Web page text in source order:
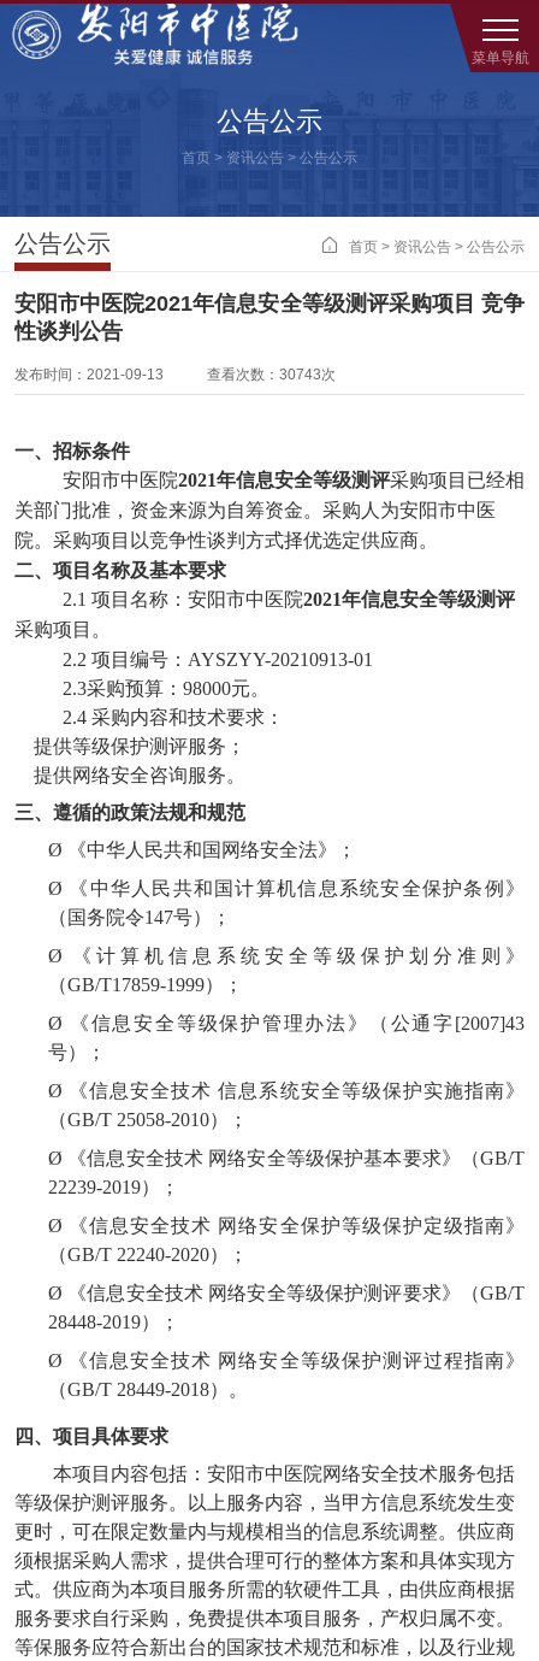
菜单导航
公告公示
首页 > 资讯公告 > 公告公示
公告公示  首页 > 资讯公告 > 公告公示
安阳市中医院2021年信息安全等级测评采购项目 竞争
性谈判公告
发布时间：2021-09-13 查看次数：30743次
一、招标条件
安阳市中医院2021年信息安全等级测评采购项目已经相
关部门批准，资金来源为自筹资金。采购人为安阳市中医
院。采购项目以竞争性谈判方式择优选定供应商。
二、项目名称及基本要求
2.1 项目名称：安阳市中医院2021年信息安全等级测评
采购项目。
2.2 项目编号：AYSZYY-20210913-01
2.3采购预算： 98000元。
2.4 采购内容和技术要求：
提供等级保护测评服务；
提供网络安全咨询服务。
三、遵循的政策法规和规范
Ø
《中华人民共和国网络安全法》；
Ø
《中华人民共和国计算机信息系统安全保护条例》
（国务院令147号）；
Ø
《计算机信息系统安全等级保护划分准则》
（GB/T17859-1999）；
Ø
《信息安全等级保护管理办法》（公通字[2007]43
号）；
Ø
《信息安全技术 信息系统安全等级保护实施指南》
（GB/T 25058-2010）；
Ø
《信息安全技术 网络安全等级保护基本要求》（GB/T
22239-2019）；
Ø
《信息安全技术 网络安全保护等级保护定级指南》
（GB/T 22240-2020）；
Ø
《信息安全技术 网络安全等级保护测评要求》（GB/T
28448-2019）；
Ø
《信息安全技术 网络安全等级保护测评过程指南》
（GB/T 28449-2018）。
四、项目具体要求
本项目内容包括：安阳市中医院网络安全技术服务包括
等级保护测评服务。以上服务内容，当甲方信息系统发生变
更时，可在限定数量内与规模相当的信息系统调整。供应商
须根据采购人需求，提供合理可行的整体方案和具体实现方
式。供应商为本项目服务所需的软硬件工具，由供应商根据
服务要求自行采购，免费提供本项目服务，产权归属不变。
等保服务应符合新出台的国家技术规范和标准，以及行业规